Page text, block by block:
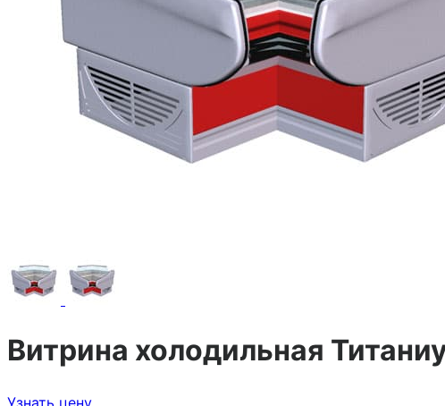
Витрина холодильная
Узнать цену